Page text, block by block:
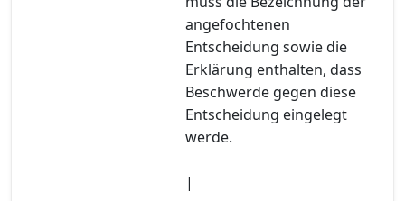
angefochtenen
Entscheidung sowie die
Erklärung enthalten, dass
Beschwerde gegen diese
Entscheidung eingelegt
werde.
|